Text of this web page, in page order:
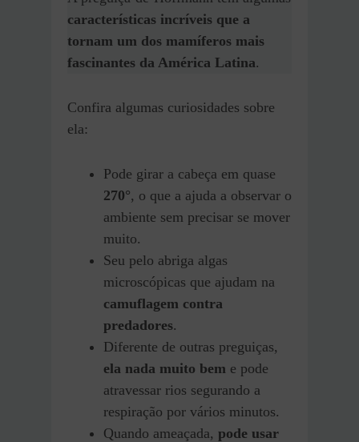
características incríveis que a
tornam um dos mamíferos mais
fascinantes da América Latina.
Confira algumas curiosidades sobre
ela:
Pode girar a cabeça em quase
270°, o que a ajuda a observar o
ambiente sem precisar se mover
muito.
Seu pelo abriga algas
microscópicas que ajudam na
camuflagem contra
predadores.
Diferente de outras preguiças,
ela nada muito bem e pode
atravessar rios segurando a
respiração por vários minutos.
Quando ameaçada, pode usar